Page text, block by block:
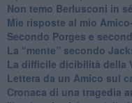
​Non temo Berlusconi in
​Mie risposte al mio
​Secondo Porges e
​La “mente” secondo
La difficile dicibilità della
​Lettera da un Amico sul
​Cronaca di una tragedia